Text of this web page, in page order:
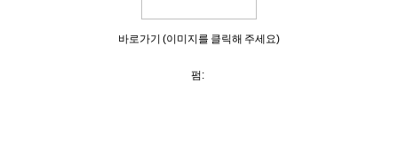
바로가기 (이미지를 클릭해 주세요)
펌: